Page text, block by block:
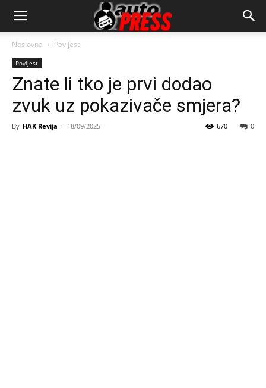
AutopressHR
Naslovna Povijest
Povijest
Znate li tko je prvi dodao
zvuk uz pokazivače smjera?
By HAK Revija - 18/09/2025 0
670